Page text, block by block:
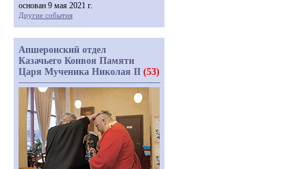
основан 9 мая 2021 г.
Другие события
Апшеронский отдел
Казачьего Конвоя Памяти
Царя Мученика Николая II (53)